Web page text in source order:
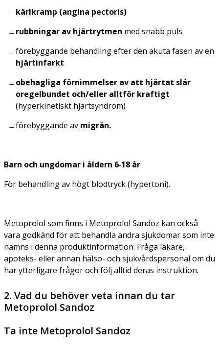
kärlkramp (angina pectoris)
rubbningar av hjärtrytmen med snabb puls
förebyggande behandling efter den akuta fasen av en
hjärtinfarkt
obehagliga förnimmelser av att hjärtat slår
oregelbundet och/eller alltför kraftigt
(hyperkinetiskt hjärtsyndrom)
förebyggande av migrän.
Barn och ungdomar i åldern 6‑18 år
För behandling av högt blodtryck (hypertoni).
Metoprolol som finns i Metoprolol Sandoz kan också
vara godkänd för att behandla andra sjukdomar som inte
nämns i denna produktinformation. Fråga läkare,
apoteks- eller annan hälso- och sjukvårdspersonal om du
har ytterligare frågor och följ alltid deras instruktion.
2. Vad du behöver veta innan du tar
Metoprolol Sandoz
Ta inte Metoprolol Sandoz